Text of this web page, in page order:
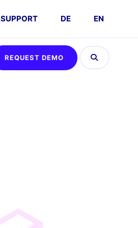
SUPPORT DE EN
Demo
REQUEST DEMO